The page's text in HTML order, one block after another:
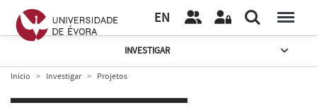
EN
INVESTIGAR
Início Investigar Projetos